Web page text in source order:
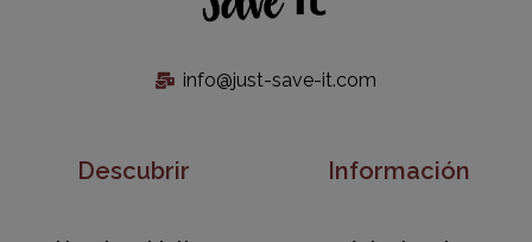
info@just-save-it.com
Descubrir Información